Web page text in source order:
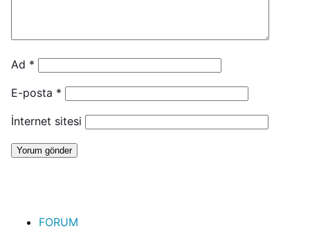
Ad *
E-posta *
İnternet sitesi
FORUM